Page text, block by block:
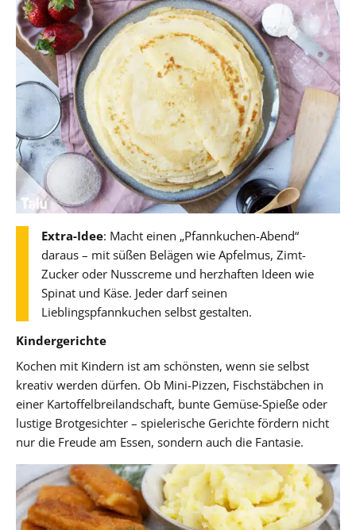
Extra-Idee: Macht einen „Pfannkuchen-Abend“
daraus – mit süßen Belägen wie Apfelmus, Zimt-
Zucker oder Nusscreme und herzhaften Ideen wie
Spinat und Käse. Jeder darf seinen
Lieblingspfannkuchen selbst gestalten.
Kindergerichte
Kochen mit Kindern ist am schönsten, wenn sie selbst
kreativ werden dürfen. Ob Mini-Pizzen, Fischstäbchen in
einer Kartoffelbreilandschaft, bunte Gemüse-Spieße oder
lustige Brotgesichter – spielerische Gerichte fördern nicht
nur die Freude am Essen, sondern auch die Fantasie.